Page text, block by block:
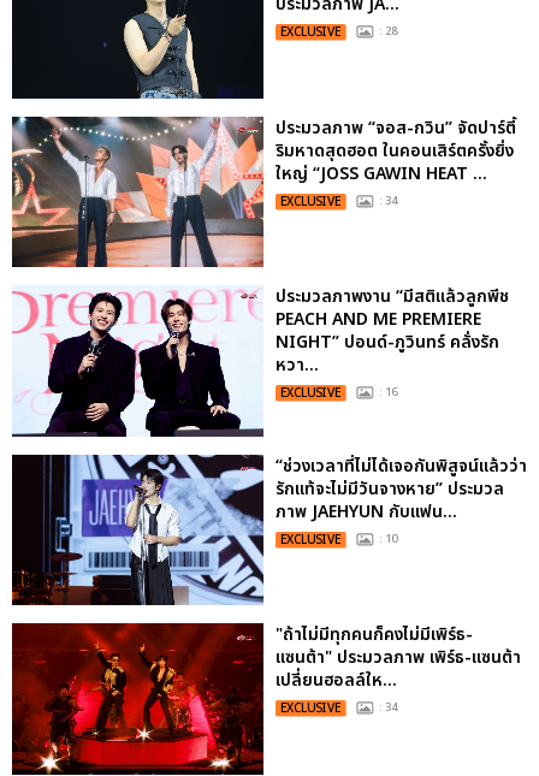
EXCLUSIVE : 28
ประมวลภาพ “จอส-กวิน” จัดปาร์ตี้
ริมหาดสุดฮอต ในคอนเสิร์ตครั้งยิ่ง
ใหญ่ “JOSS GAWIN HEAT ...
EXCLUSIVE : 34
ประมวลภาพงาน “มีสติแล้วลูกพีช
PEACH AND ME PREMIERE
NIGHT” ปอนด์-ภูวินทร์ คลั่งรัก
หวา...
EXCLUSIVE : 16
“ช่วงเวลาที่ไม่ได้เจอกันพิสูจน์แล้วว่า
รักแท้จะไม่มีวันจางหาย” ประมวล
ภาพ JAEHYUN กับแฟน...
EXCLUSIVE : 10
"ถ้าไม่มีทุกคนก็คงไม่มีเพิร์ธ-
แซนต้า" ประมวลภาพ เพิร์ธ-แซนต้า
เปลี่ยนฮอลล์ให...
EXCLUSIVE : 34